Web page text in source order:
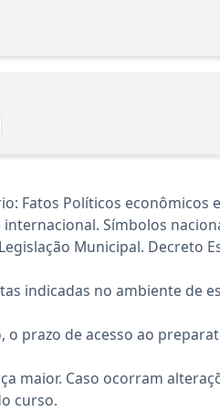
Fatos Políticos econômicos
Símbolos
Municipal. Decreto
indicadas no ambiente de
prazo de acesso ao
maior. Caso ocorram
curso.